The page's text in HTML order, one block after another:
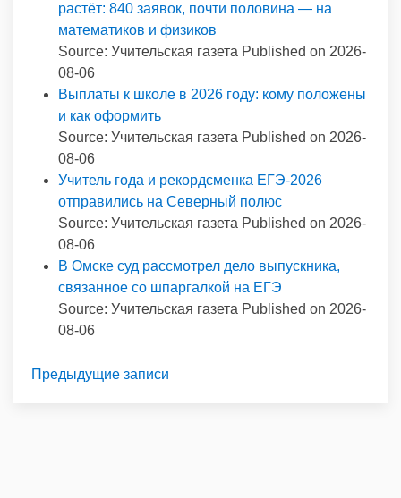
растёт: 840 заявок, почти половина — на
математиков и физиков
Source: Учительская газета Published on 2026-
08-06
Выплаты к школе в 2026 году: кому положены
и как оформить
Source: Учительская газета Published on 2026-
08-06
Учитель года и рекордсменка ЕГЭ-2026
отправились на Северный полюс
Source: Учительская газета Published on 2026-
08-06
В Омске суд рассмотрел дело выпускника,
связанное со шпаргалкой на ЕГЭ
Source: Учительская газета Published on 2026-
08-06
Предыдущие записи